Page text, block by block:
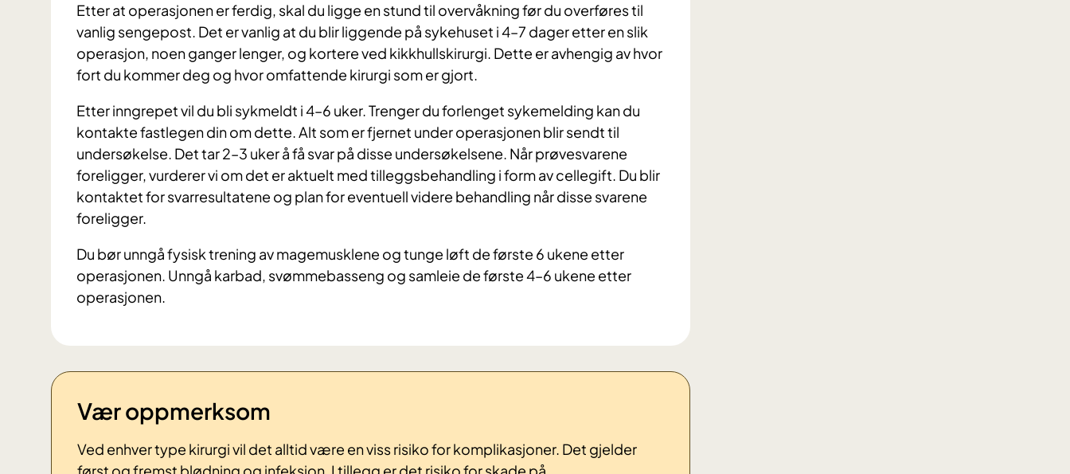
Etter at operasjonen er ferdig, skal du ligge en stund til overvåkning før du overføres til
vanlig sengepost. Det er vanlig at du blir liggende på sykehuset i 4–7 dager etter en slik
operasjon, noen ganger lenger, og kortere ved kikkhullskirurgi. Dette er avhengig av hvor
fort du kommer deg og hvor omfattende kirurgi som er gjort.
Etter inngrepet vil du bli sykmeldt i 4–6 uker. Trenger du forlenget sykemelding kan du
kontakte fastlegen din om dette. Alt som er fjernet under operasjonen blir sendt til
undersøkelse. Det tar 2–3 uker å få svar på disse undersøkelsene. Når prøvesvarene
foreligger, vurderer vi om det er aktuelt med tilleggsbehandling i form av cellegift. Du blir
kontaktet for svarresultatene og plan for eventuell videre behandling når disse svarene
foreligger.
Du bør unngå fysisk trening av magemusklene og tunge løft de første 6 ukene etter
operasjonen. Unngå karbad, svømmebasseng og samleie de første 4–6 ukene etter
operasjonen.
Vær oppmerksom
Ved enhver type kirurgi vil det alltid være en viss risiko for komplikasjoner. Det gjelder